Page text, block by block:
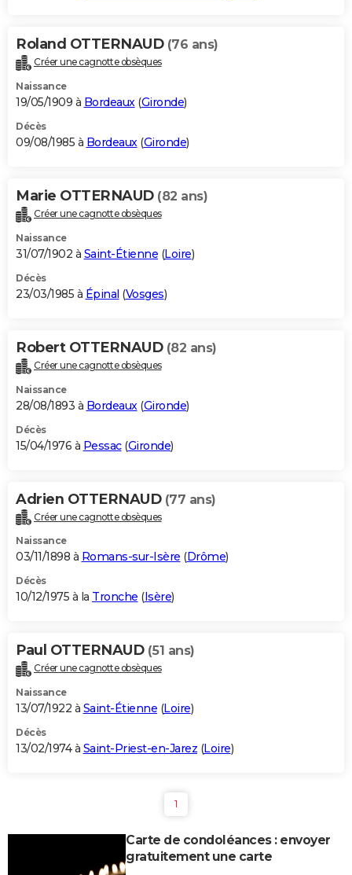
Roland OTTERNAUD (76 ans)
Créer une cagnotte obsèques
Naissance
19/05/1909 à Bordeaux(Gironde)
Décès
09/08/1985 à Bordeaux(Gironde)
Marie OTTERNAUD (82 ans)
Créer une cagnotte obsèques
Naissance
31/07/1902 à Saint-Étienne (Loire)
Décès
23/03/1985 à Épinal (Vosges)
Robert OTTERNAUD (82 ans)
Créer une cagnotte obsèques
Naissance
28/08/1893 à Bordeaux (Gironde)
Décès
15/04/1976 à Pessac(Gironde)
Adrien OTTERNAUD (77 ans)
Créer une cagnotte obsèques
Naissance
03/11/1898 à Romans-sur-Isère (Drôme)
Décès
10/12/1975 à la Tronche (Isère)
Paul OTTERNAUD (51 ans)
Créer une cagnotte obsèques
Naissance
13/07/1922 à Saint-Étienne (Loire)
Décès
13/02/1974 à Saint-Priest-en-Jarez (Loire)
1
Carte de condoléances : envoyer
gratuitement une carte